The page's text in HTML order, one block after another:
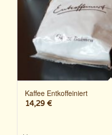
Kaffee Entkoffeiniert
14,29 €